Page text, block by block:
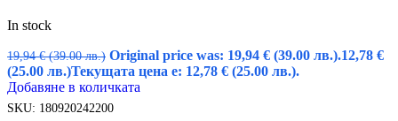
In stock
19,94€ (39.00 лв.) Original price was: 19,94 € (39.00 лв.).12,78 €
(25.00 лв.)Текущата цена е: 12,78 € (25.00 лв.).
Добавяне в количката
SKU: 180920242200